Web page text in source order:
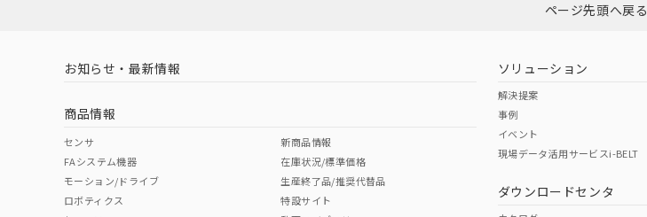
ダウンロードはこちら
中国 RoHS 注意事項・凡例
中国 RoHS表
Pb Hg Cr(VI)
ページ先頭へ戻る
お知らせ・最新情報
商品情報
センサ
FAシステム機器
モーション/ドライブ
ロボティクス
新商品情報
在庫状況/標準価格
生産終了品/推奨代替品
特設サイト
ソリューション
解決提案
事例
イベント
現場データ活用サービスi-BELT
ダウンロードセンタ